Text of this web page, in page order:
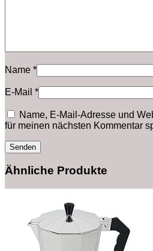
Name *
E-Mail *
Name, E-Mail-Adresse und
für meinen nächsten Kommentar
Ähnliche Produkte